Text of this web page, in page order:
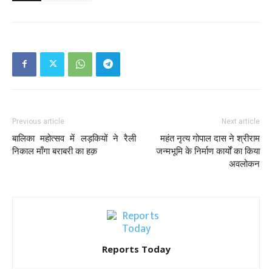
Previous article
बालिका महोत्सव में लड़कियों ने रैली
निकाल माँगा बराबरी का हक़
Next article
महंत नृत्य गोपाल दास ने श्रीराम
जन्मभूमि के निर्माण कार्यों का किया
अवलोकन
Reports Today